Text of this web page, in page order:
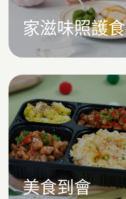
家滋味照護食
美食到會